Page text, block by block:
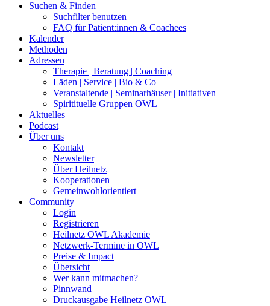
Suchen & Finden
Suchfilter benutzen
FAQ für Patient:innen & Coachees
Kalender
Methoden
Adressen
Therapie | Beratung | Coaching
Läden | Service | Bio & Co
Veranstaltende | Seminarhäuser | Initiativen
Spiritituelle Gruppen OWL
Aktuelles
Podcast
Über uns
Kontakt
Newsletter
Über Heilnetz
Kooperationen
Gemeinwohlorientiert
Community
Login
Registrieren
Heilnetz OWL Akademie
Netzwerk-Termine in OWL
Preise & Impact
Übersicht
Wer kann mitmachen?
Pinnwand
Druckausgabe Heilnetz OWL